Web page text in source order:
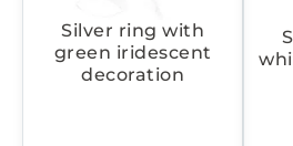
Silver ring with
green iridescent
decoration